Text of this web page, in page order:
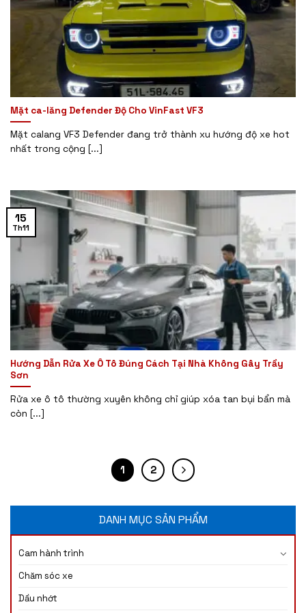
Mặt ca-lăng Defender Độ Cho VinFast VF3
Mặt calang VF3 Defender đang trở thành xu hướng độ xe hot
nhất trong cộng [...]
Hướng Dẫn Rửa Xe Ô Tô Đúng Cách Tại Nhà Không Gây Trầy
Sơn
Rửa xe ô tô thường xuyên không chỉ giúp xóa tan bụi bẩn mà
còn [...]
15
Th11
1 2
DANH MỤC SẢN PHẨM
Cam hành trình
Chăm sóc xe
Dầu nhớt